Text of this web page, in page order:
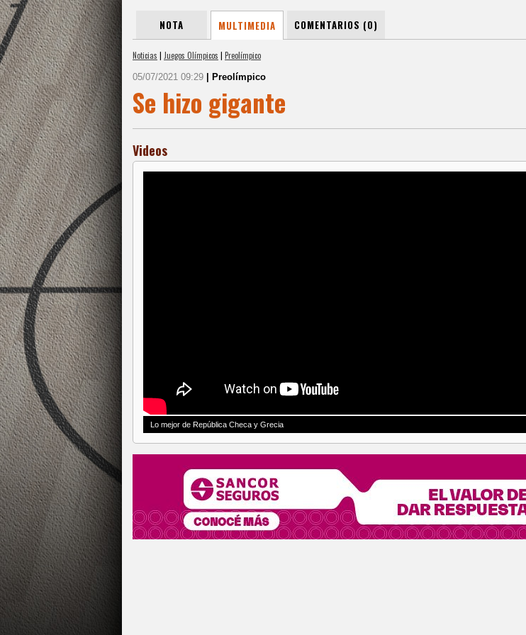
NOTA MULTIMEDIA COMENTARIOS (0)
Noticias | Juegos Olímpicos | Preolímpico
05/07/2021 09:29 | Preolímpico
Se hizo gigante
Videos
Lo mejor de República Checa y Grecia